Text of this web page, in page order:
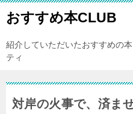
おすすめ本CLUB
紹介していただいたおすすめの
ティ
対岸の火事で、済ま